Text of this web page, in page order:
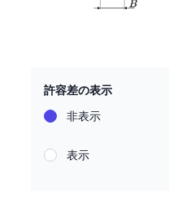
許容差の表示
非表示
表示